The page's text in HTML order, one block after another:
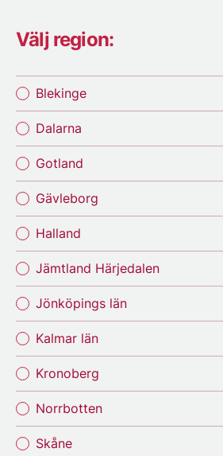
Välj region:
Blekinge
Dalarna
Gotland
Gävleborg
Halland
Jämtland Härjedalen
Jönköpings län
Kalmar län
Kronoberg
Norrbotten
Skåne